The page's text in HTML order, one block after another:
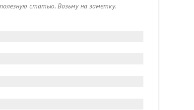
статью. Возьму на заметку.